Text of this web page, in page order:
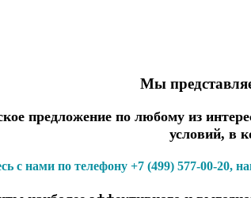
Мы
предложение по любому из
условий, в
с нами по телефону +7 (499) 577-00-20,